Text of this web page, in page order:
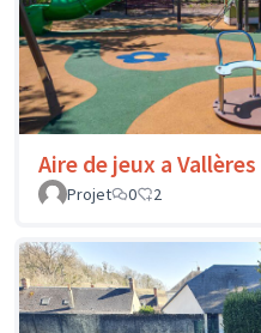
Aire de jeux a Vallères
Projet
0 2